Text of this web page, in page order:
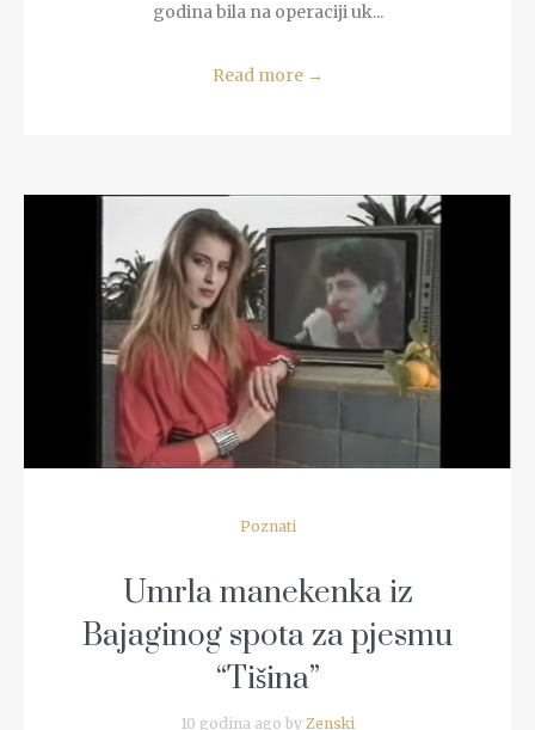
godina bila na operaciji uk...
Read more →
READ MORE
Poznati
Umrla manekenka iz
Bajaginog spota za pjesmu
“Tišina”
10 godina ago by Zenski